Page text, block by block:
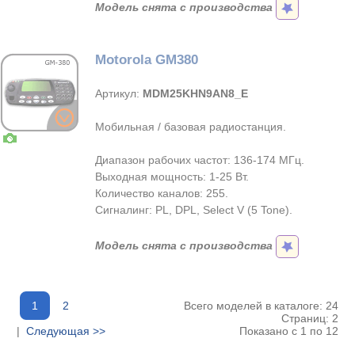
Модель снята с производства
Motorola GM380
Артикул: MDM25KHN9AN8_E
Мобильная / базовая радиостанция.
Диапазон рабочих частот: 136-174 МГц.
Выходная мощность: 1-25 Вт.
Количество каналов: 255.
Сигналинг: PL, DPL, Select V (5 Tone).
Модель снята с производства
1
2
| Следующая >>
Всего моделей в каталоге: 24
Страниц: 2
Показано с 1 по 12